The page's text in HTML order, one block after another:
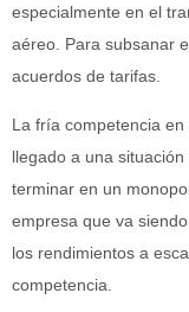
especialmente en el
aéreo. Para subsanar
acuerdos de tarifas.
La fría competencia
llegado a una
terminar en un
empresa que va
los rendimientos a
competencia.